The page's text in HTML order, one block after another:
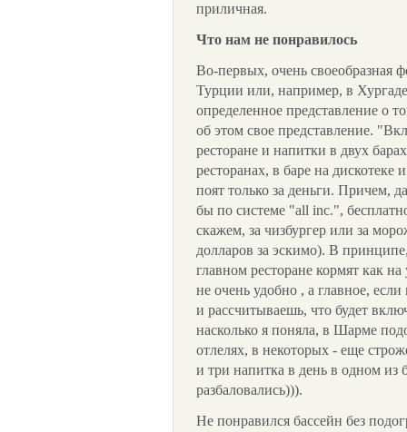
приличная.
Что нам не понравилось
Во-первых, очень своеобразная
Турции или, например, в
определенное представление о
об этом свое представление.
ресторане и напитки в двух
ресторанах, в баре на
поят только за деньги. Причем,
бы по системе "all inc.",
скажем, за чизбургер или за
долларов за эскимо). В
главном ресторане кормят как
не очень удобно , а главное,
и рассчитываешь, что будет
насколько я поняла, в Шарме
отлелях, в некоторых - еще
и три напитка в день в одном
разбаловались))).
Не понравился бассейн без